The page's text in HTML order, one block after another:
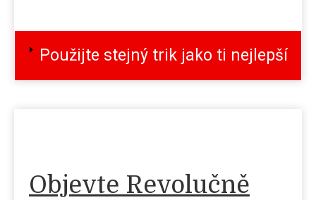
Použijte stejný trik jako ti nejlepší
Objevte Revolučně